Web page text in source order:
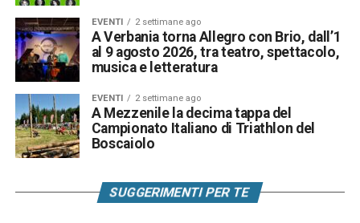
EVENTI 2 settimane ago
A Verbania torna Allegro con Brio, dall’1
al 9 agosto 2026, tra teatro, spettacolo,
musica e letteratura
EVENTI 2 settimane ago
A Mezzenile la decima tappa del
Campionato Italiano di Triathlon del
Boscaiolo
SUGGERIMENTI PER TE